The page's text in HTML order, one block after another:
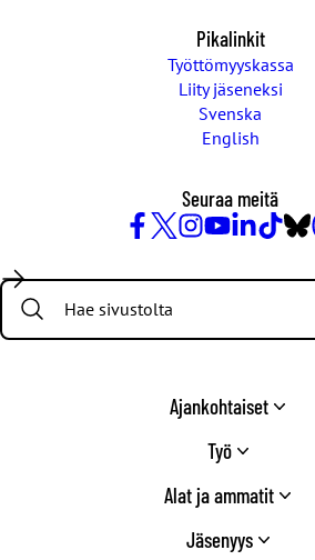
Pikalinkit
Työttömyyskassa
Liity jäseneksi
Svenska
English
Seuraa meitä
/
Twitter
Search:
Ajankohtaiset
Työ
Alat ja ammatit
Jäsenyys